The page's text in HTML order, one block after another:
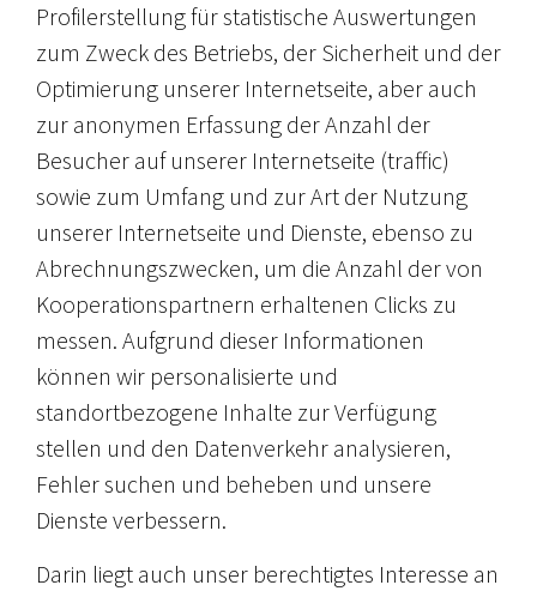
Profilerstellung für statistische Auswertungen
zum Zweck des Betriebs, der Sicherheit und der
Optimierung unserer Internetseite, aber auch
zur anonymen Erfassung der Anzahl der
Besucher auf unserer Internetseite (traffic)
sowie zum Umfang und zur Art der Nutzung
unserer Internetseite und Dienste, ebenso zu
Abrechnungszwecken, um die Anzahl der von
Kooperationspartnern erhaltenen Clicks zu
messen. Aufgrund dieser Informationen
können wir personalisierte und
standortbezogene Inhalte zur Verfügung
stellen und den Datenverkehr analysieren,
Fehler suchen und beheben und unsere
Dienste verbessern.
Darin liegt auch unser berechtigtes Interesse an